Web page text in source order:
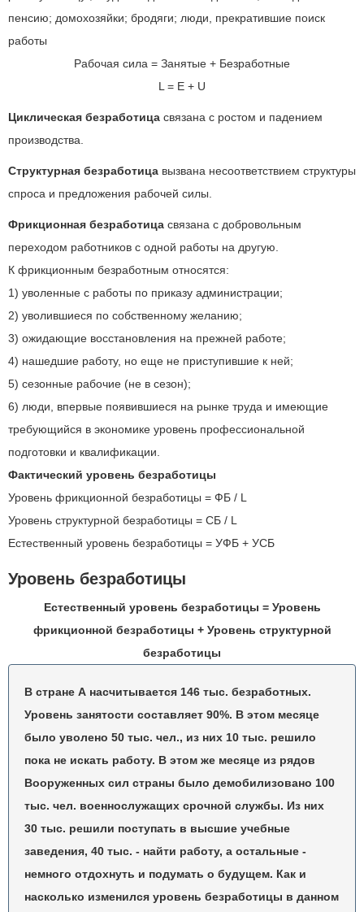
пенсию; домохозяйки; бродяги; люди, прекратившие поиск
работы
Рабочая сила = Занятые + Безработные
L = E + U
Циклическая безработица связана с ростом и падением
производства.
Структурная безработица вызвана несоответствием структуры
спроса и предложения рабочей силы.
Фрикционная безработица связана с добровольным
переходом работников с одной работы на другую.
К фрикционным безработным относятся:
1) уволенные с работы по приказу администрации;
2) уволившиеся по собственному желанию;
3) ожидающие восстановления на прежней работе;
4) нашедшие работу, но еще не приступившие к ней;
5) сезонные рабочие (не в сезон);
6) люди, впервые появившиеся на рынке труда и имеющие
требующийся в экономике уровень профессиональной
подготовки и квалификации.
Фактический уровень безработицы
Уровень фрикционной безработицы = ФБ / L
Уровень структурной безработицы = СБ / L
Естественный уровень безработицы = УФБ + УСБ
Уровень безработицы
Естественный уровень безработицы = Уровень
фрикционной безработицы + Уровень структурной
безработицы
В стране А насчитывается 146 тыс. безработных.
Уровень занятости составляет 90%. В этом месяце
было уволено 50 тыс. чел., из них 10 тыс. решило
пока не искать работу. В этом же месяце из рядов
Вооруженных сил страны было демобилизовано 100
тыс. чел. военнослужащих срочной службы. Из них
30 тыс. решили поступать в высшие учебные
заведения, 40 тыс. - найти работу, а остальные -
немного отдохнуть и подумать о будущем. Как и
насколько изменился уровень безработицы в данном